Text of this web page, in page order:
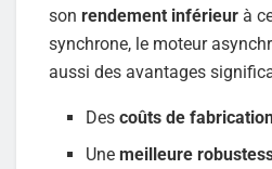
son rendement inférieur à
synchrone, le moteur
aussi des avantages
Des coûts de
Unemeilleure